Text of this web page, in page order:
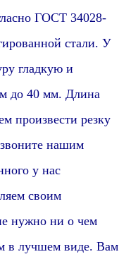
ГОСТ 34028-
стали.У
гладкую и
до 40 мм. Длина
произвести резку
нашим
у нас
своим
нужно ни о чем
в лучшем виде. Вам